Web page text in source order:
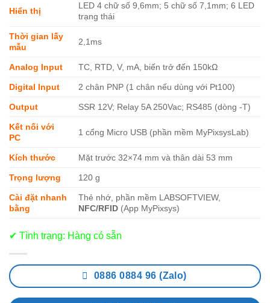
Hiển thị
LED 4 chữ số 9,6mm; 5 chữ số 7,1mm; 6 LED
trạng thái
Thời gian lấy
mẫu
2,1ms
Analog Input TC, RTD, V, mA, biến trở đến 150kΩ
Digital Input 2 chân PNP (1 chân nếu dùng với Pt100)
Output SSR 12V; Relay 5A 250Vac; RS485 (dòng -T)
Kết nối với
PC
1 cổng Micro USB (phần mềm MyPixsysLab)
Kích thước Mặt trước 32×74 mm và thân dài 53 mm
Trọng lượng 120 g
Cài đặt nhanh
bằng
Thẻ nhớ, phần mềm LABSOFTVIEW,
NFC/RFID (App MyPixsys)
✔ Tình trạng: Hàng có sẵn
0886 0884 96 (Zalo)